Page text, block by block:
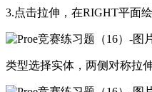
3.点击拉伸，在RIGHT平面
类型选择实体，两侧对称拉